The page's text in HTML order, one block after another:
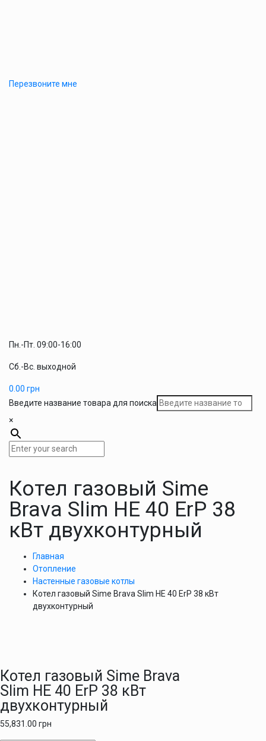
Перезвоните мне
Пн.-Пт. 09:00-16:00
Сб.-Вс. выходной
0.00 грн
Введите название товара для поиска
×
Котел газовый Sime
Brava Slim HE 40 ErP 38
кВт двухконтурный
Главная
Отопление
Настенные газовые котлы
Котел газовый Sime Brava Slim HE 40 ErP 38 кВт
двухконтурный
Котел газовый Sime Brava
Slim HE 40 ErP 38 кВт
двухконтурный
55,831.00 грн